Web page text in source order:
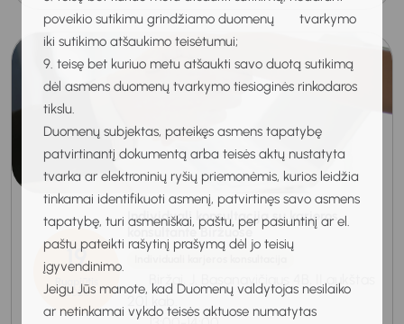
poveikio sutikimu grindžiamo duomenų tvarkymo
iki sutikimo atšaukimo teisėtumui;
9. teisę bet kuriuo metu atšaukti savo duotą sutikimą
dėl asmens duomenų tvarkymo tiesioginės rinkodaros
tikslu.
Duomenų subjektas, pateikęs asmens tapatybę
patvirtinantį dokumentą arba teisės aktų nustatyta
tvarka ar elektroninių ryšių priemonėmis, kurios leidžia
tinkamai identifikuoti asmenį, patvirtinęs savo asmens
tapatybę, turi asmeniškai, paštu, per pasiuntinį ar el.
paštu pateikti rašytinį prašymą dėl jo teisių
įgyvendinimo.
Jeigu Jūs manote, kad Duomenų valdytojas nesilaiko
ar netinkamai vykdo teisės aktuose numatytas
19
Rugpjūtis
2026
Individuali konsultacija su karjeros
konsultante Biržuose
Biržai, J. Basanavičiaus 4B, II aukštas
201 kab.